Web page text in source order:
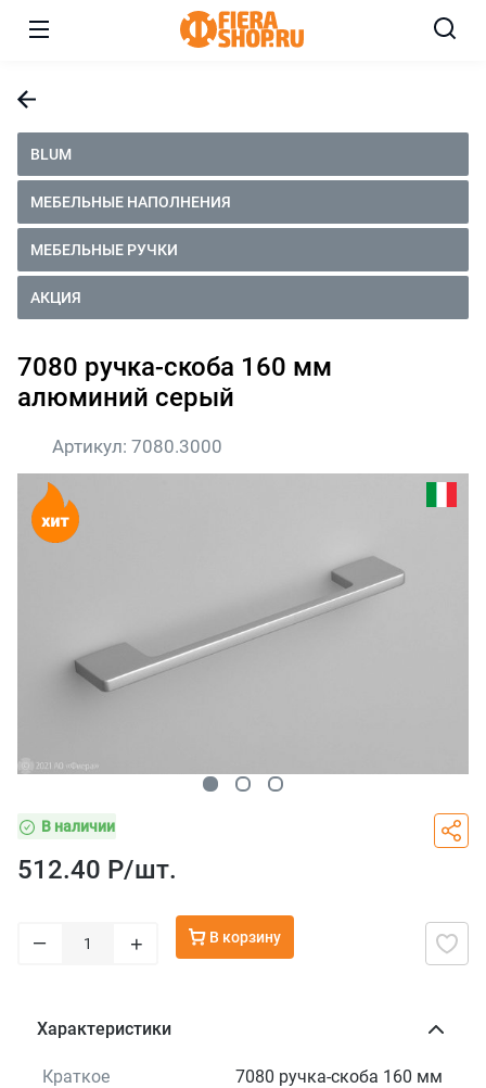
BLUM
МЕБЕЛЬНЫЕ НАПОЛНЕНИЯ
МЕБЕЛЬНЫЕ РУЧКИ
АКЦИЯ
7080 ручка-скоба 160 мм
алюминий серый
Артикул: 7080.3000
В наличии
512.40 Р/шт.
– + В корзину
Характеристики
Краткое
7080 ручка-скоба 160 мм